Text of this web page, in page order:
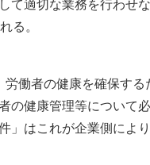
て適切な業務を行わせ
る。
働者の健康を確保する
の健康管理等について
」はこれが企業側によ